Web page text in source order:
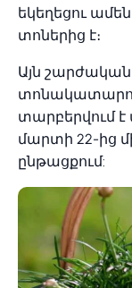
եկեղեցու
տոներից է։
Այն շարժական
տարբերվում է
մարտի 22-ից
ընթացքում: